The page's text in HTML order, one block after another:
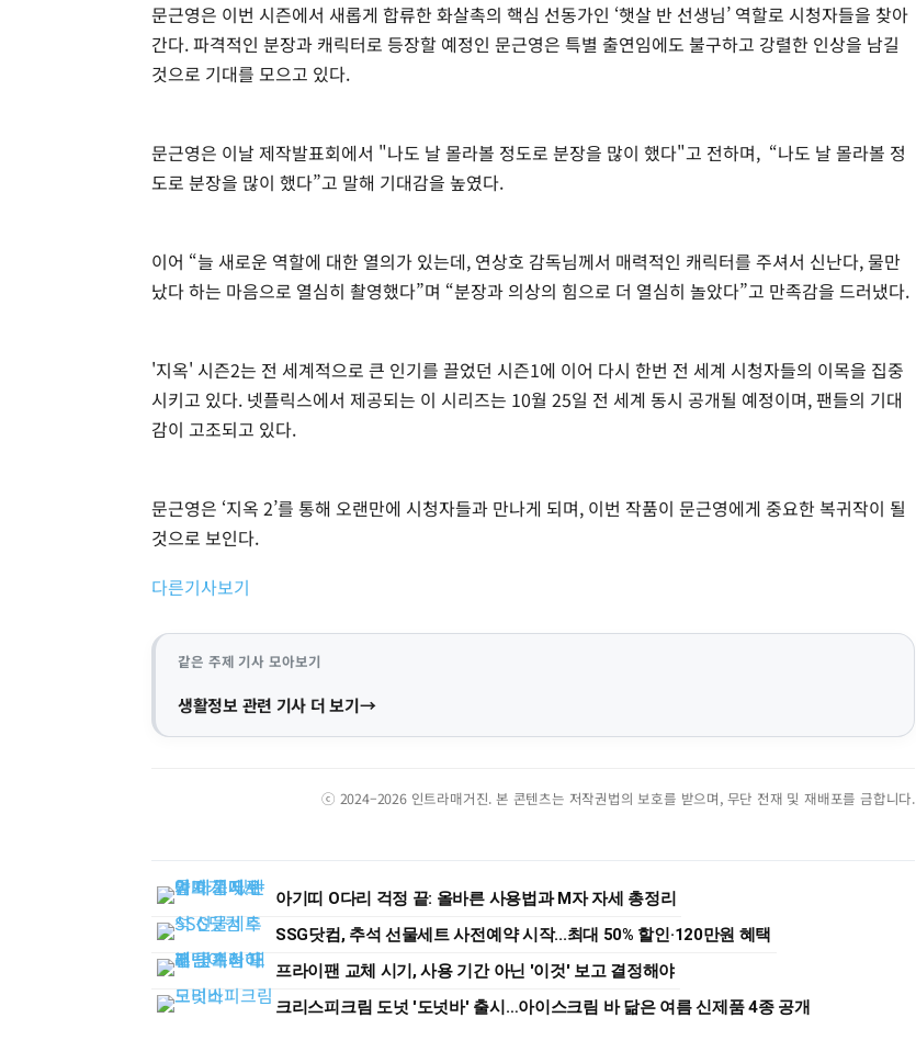
문근영은 이번 시즌에서 새롭게 합류한 화살촉의 핵심 선동가인 ‘햇살 반 선생님’ 역할로 시청자들을 찾아
간다. 파격적인 분장과 캐릭터로 등장할 예정인 문근영은 특별 출연임에도 불구하고 강렬한 인상을 남길
것으로 기대를 모으고 있다.
문근영은 이날 제작발표회에서 "나도 날 몰라볼 정도로 분장을 많이 했다"고 전하며, “나도 날 몰라볼 정
도로 분장을 많이 했다”고 말해 기대감을 높였다.
이어 “늘 새로운 역할에 대한 열의가 있는데, 연상호 감독님께서 매력적인 캐릭터를 주셔서 신난다, 물만
났다 하는 마음으로 열심히 촬영했다”며 “분장과 의상의 힘으로 더 열심히 놀았다”고 만족감을 드러냈다.
'지옥' 시즌2는 전 세계적으로 큰 인기를 끌었던 시즌1에 이어 다시 한번 전 세계 시청자들의 이목을 집중
시키고 있다. 넷플릭스에서 제공되는 이 시리즈는 10월 25일 전 세계 동시 공개될 예정이며, 팬들의 기대
감이 고조되고 있다.
문근영은 ‘지옥 2’를 통해 오랜만에 시청자들과 만나게 되며, 이번 작품이 문근영에게 중요한 복귀작이 될
것으로 보인다.
다른기사보기
같은 주제 기사 모아보기
생활정보 관련 기사 더 보기
ⓒ 2024–2026 인트라매거진. 본 콘텐츠는 저작권법의 보호를 받으며, 무단 전재 및 재배포를 금합니다.
아기띠 O다리 걱정 끝: 올바른 사용법과 M자 자세 총정리
SSG닷컴, 추석 선물세트 사전예약 시작...최대 50% 할인·120만원 혜택
프라이팬 교체 시기, 사용 기간 아닌 '이것' 보고 결정해야
크리스피크림 도넛 '도넛바' 출시…아이스크림 바 닮은 여름 신제품 4종 공개